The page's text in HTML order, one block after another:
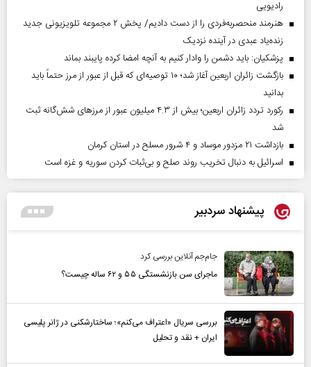
رادیویی
هنرمند منحصر‌به‌فردی را از دست دادیم/ پخش ۲ مجموعه تلویزیونی جدید
زنده‌یاد عبدی در آینده نزدیک
پزشکیان: باید دشمن را وادار کنیم به آنچه امضا کرده پایبند بماند
بازگشت زائران اربعین آغاز شد؛ ۱۰ توصیه‌ای که قبل از عبور از مرز حتماً باید
بدانید
رکورد تردد زائران اربعین؛ بیش از ۴.۳ میلیون عبور از مرزهای شش‌گانه ثبت
شد
بازداشت ۲۱ مزدور موساد و ۴ شرور مسلح در استان کرمان
اسرائیل به دنبال تخریب روند صلح و بی‌ثبات کردن سوریه و غزه است
پیشنهاد سردبیر
جام‌جم آنلاین بررسی کرد
ماجرای سن بازنشستگی ۵۵ و ۶۲ ساله چیست؟
بررسی سریال «اعتراف می‌کنم»؛ ساختارشکنی در ژانر پلیسی
ایران + نقد و تحلیل